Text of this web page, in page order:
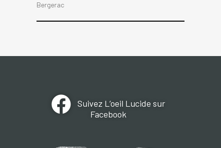
Bergerac
Suivez L’oeil Lucide sur
Facebook